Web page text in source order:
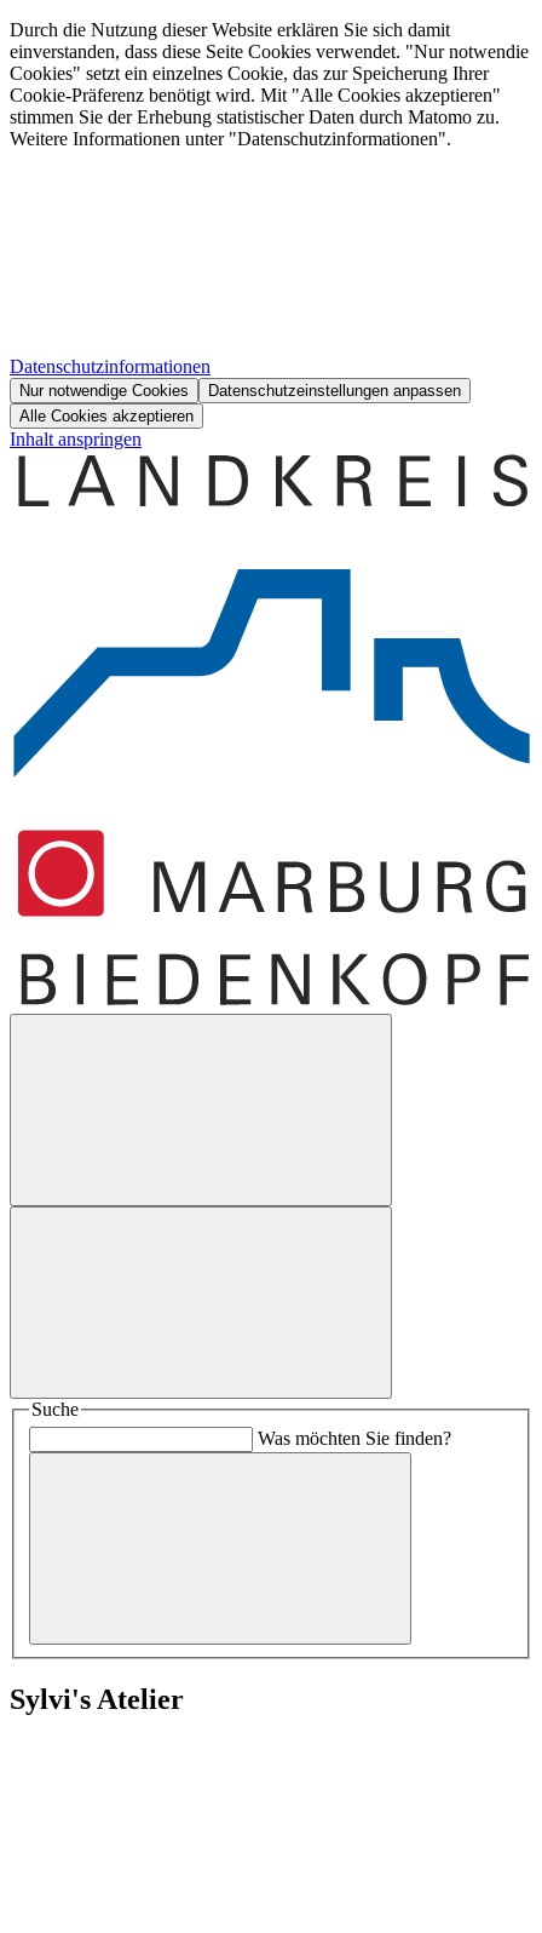
Durch die Nutzung dieser Website erklären Sie sich damit
einverstanden, dass diese Seite Cookies verwendet. "Nur notwendie
Cookies" setzt ein einzelnes Cookie, das zur Speicherung Ihrer
Cookie-Präferenz benötigt wird. Mit "Alle Cookies akzeptieren"
stimmen Sie der Erhebung statistischer Daten durch Matomo zu.
Weitere Informationen unter "Datenschutzinformationen".
Datenschutzinformationen
Nur notwendige Cookies
Datenschutzeinstellungen anpassen
Alle Cookies akzeptieren
Inhalt anspringen
Suche
Was möchten Sie finden?
Sylvi's Atelier